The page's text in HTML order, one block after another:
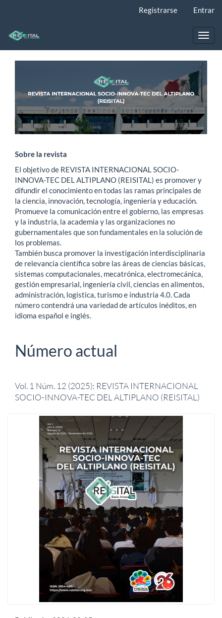
principal
Registrarse Entrar
Sobre la revista
El objetivo de REVISTA INTERNACIONAL SOCIO-
INNOVA-TEC DEL ALTIPLANO (REISITAL) es promover y
difundir el conocimiento en todas las ramas principales de
la ciencia, innovación, tecnología, ingeniería y educación.
Promueve la comunicación entre el gobierno, las empresas
y la industria, la academia y las organizaciones no
gubernamentales que son fundamentales en la solución de
los problemas.
También busca promover la investigación interdisciplinaria
de relevancia científica sobre las áreas de ciencias básicas,
sistemas computacionales, mecatrónica, electromecánica,
gestión empresarial, ingeniería civil, ciencias en alimentos,
administración, logística, turismo e industria 4.0. Cada
número contendrá una variedad de artículos inéditos, en
idioma español e inglés.
Número actual
Vol. 1 Núm. 12 (2025): REVISTA INTERNACIONAL
SOCIO-INNOVA-TEC DEL ALTIPLANO (REISITAL)